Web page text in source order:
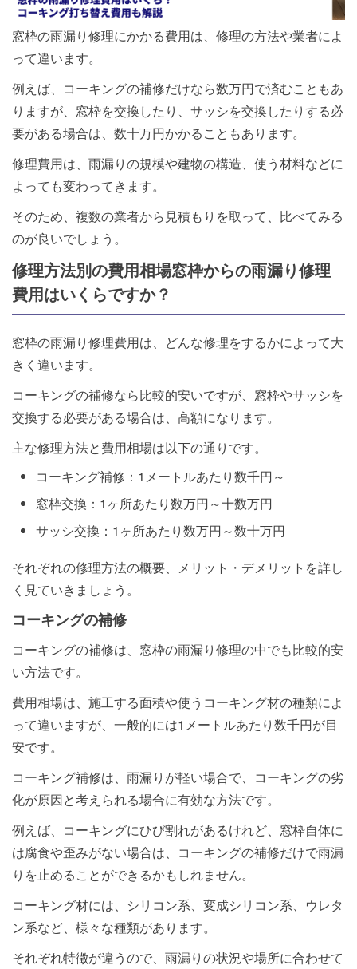
窓枠の雨漏り修理にかかる費用は、修理の方法や業者によ
って違います。
例えば、コーキングの補修だけなら数万円で済むこともあ
りますが、窓枠を交換したり、サッシを交換したりする必
要がある場合は、数十万円かかることもあります。
修理費用は、雨漏りの規模や建物の構造、使う材料などに
よっても変わってきます。
そのため、複数の業者から見積もりを取って、比べてみる
のが良いでしょう。
修理方法別の費用相場窓枠からの雨漏り修理
費用はいくらですか？
窓枠の雨漏り修理費用は、どんな修理をするかによって大
きく違います。
コーキングの補修なら比較的安いですが、窓枠やサッシを
交換する必要がある場合は、高額になります。
主な修理方法と費用相場は以下の通りです。
コーキング補修：1メートルあたり数千円～
窓枠交換：1ヶ所あたり数万円～十数万円
サッシ交換：1ヶ所あたり数万円～数十万円
それぞれの修理方法の概要、メリット・デメリットを詳し
く見ていきましょう。
コーキングの補修
コーキングの補修は、窓枠の雨漏り修理の中でも比較的安
い方法です。
費用相場は、施工する面積や使うコーキング材の種類によ
って違いますが、一般的には1メートルあたり数千円が目
安です。
コーキング補修は、雨漏りが軽い場合で、コーキングの劣
化が原因と考えられる場合に有効な方法です。
例えば、コーキングにひび割れがあるけれど、窓枠自体に
は腐食や歪みがない場合は、コーキングの補修だけで雨漏
りを止めることができるかもしれません。
コーキング材には、シリコン系、変成シリコン系、ウレタ
ン系など、様々な種類があります。
それぞれ特徴が違うので、雨漏りの状況や場所に合わせて